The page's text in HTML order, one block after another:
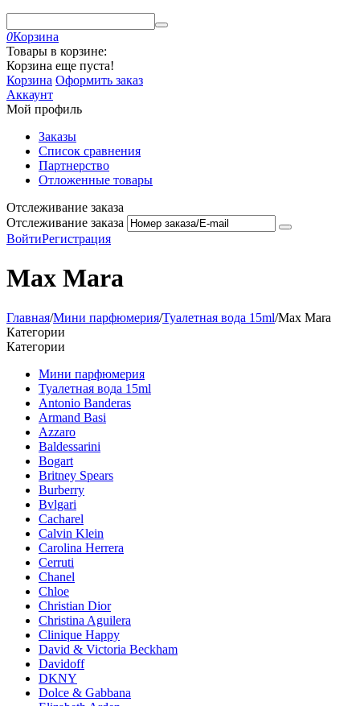
0Корзина
Товары в корзине:
Корзина еще пуста!
Корзина Оформить заказ
Аккаунт
Мой профиль
Заказы
Список сравнения
Партнерство
Отложенные товары
Отслеживание заказа
Отслеживание заказа
ВойтиРегистрация
Max Mara
Главная/Мини парфюмерия/Туалетная вода 15ml/Max Mara
Категории
Категории
Мини парфюмерия
Туалетная вода 15ml
Antonio Banderas
Armand Basi
Azzaro
Baldessarini
Bogart
Britney Spears
Burberry
Bvlgari
Cacharel
Calvin Klein
Carolina Herrera
Cerruti
Chanel
Chloe
Christian Dior
Christina Aguilera
Clinique Happy
David & Victoria Beckham
Davidoff
DKNY
Dolce & Gabbana